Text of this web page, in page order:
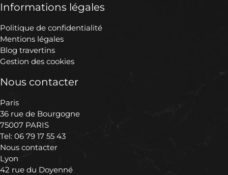
Informations légales
Politique de confidentialité
Mentions légales
Blog travertins
Gestion des cookies
Nous contacter
Paris
36 rue de Bourgogne
75007 PARIS
Tel: 06 79 17 55 43
Nous contacter
Lyon
42 rue du Doyenné